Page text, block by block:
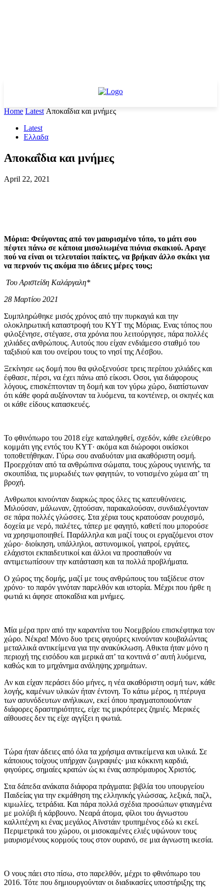
Home Latest Αποκαΐδια και μνήμες
Latest
Ελλαδα
Αποκαΐδια και μνήμες
April 22, 2021
Μόρια: Φεύγοντας από τον μαυρισμένο τόπο, το μάτι σου
πέφτει πάνω σε κάποια μισολιωμένα πιόνια σκακιού. Αραγε
πού να είναι οι τελευταίοι παίκτες, να βρήκαν άλλο σκάκι για
να περνούν τις ακόμα πιο άδειες μέρες τους;
Του Αριστείδη Καλάργαλη*
28 Μαρτίου 2021
Συμπληρώθηκε μισός χρόνος από την πυρκαγιά και την
ολοκληρωτική καταστροφή του ΚΥΤ της Μόριας. Ενας τόπος που
φιλοξένησε, στέγασε, στα χρόνια που λειτούργησε, πάρα πολλές
χιλιάδες ανθρώπους. Αυτούς που είχαν ενδιάμεσο σταθμό του
ταξιδιού και του ονείρου τους το νησί της Λέσβου.
Ξεκίνησε ως δομή που θα φιλοξενούσε τρεις περίπου χιλιάδες και
έφθασε, πέρσι, να έχει πάνω από είκοσι. Οσοι, για διάφορους
λόγους, επισκέπτονταν τη δομή και τον γύρω χώρο, διαπίστωναν
ότι κάθε φορά αυξάνονταν τα λυόμενα, τα κοντέινερ, οι σκηνές και
οι κάθε είδους κατασκευές.
Το φθινόπωρο του 2018 είχε καταληφθεί, σχεδόν, κάθε ελεύθερο
κομμάτι γης εντός του ΚΥΤ· ακόμα και διώροφοι οικίσκοι
τοποθετήθηκαν. Γύρω σου αναδυόταν μια ακαθόριστη οσμή.
Προερχόταν από τα ανθρώπινα σώματα, τους χώρους υγιεινής, τα
σκουπίδια, τις μυρωδιές των φαγητών, το νοτισμένο χώμα απ’ τη
βροχή.
Ανθρωποι κινούνταν διαρκώς προς όλες τις κατευθύνσεις.
Μιλούσαν, μάλωναν, ζητούσαν, παρακαλούσαν, συνδιαλέγονταν
σε πάρα πολλές γλώσσες. Στα χέρια τους κρατούσαν ρουχισμό,
δοχεία με νερό, παλέτες, τάπερ με φαγητό, καθετί που μπορούσε
να χρησιμοποιηθεί. Παράλληλα και μαζί τους οι εργαζόμενοι στον
χώρο· διοίκηση, υπάλληλοι, αστυνομικοί, γιατροί, εργάτες,
ελάχιστοι εκπαιδευτικοί και άλλοι να προσπαθούν να
αντιμετωπίσουν την κατάσταση και τα πολλά προβλήματα.
Ο χώρος της δομής, μαζί με τους ανθρώπους του ταξίδευε στον
χρόνο· το παρόν γινόταν παρελθόν και ιστορία. Μέχρι που ήρθε η
φωτιά κι άφησε αποκαΐδια και μνήμες.
Μία μέρα πριν από την καραντίνα του Νοεμβρίου επισκέφτηκα τον
χώρο. Νέκρα! Μόνο δυο τρεις φιγούρες κινούνταν κουβαλώντας
μεταλλικά αντικείμενα για την ανακύκλωση. Αθικτα ήταν μόνο η
περιοχή της εισόδου και μερικά απ’ τα κοντινά σ’ αυτή λυόμενα,
καθώς και το μηχάνημα ανάληψης χρημάτων.
Αν και είχαν περάσει δύο μήνες, η νέα ακαθόριστη οσμή των, κάθε
λογής, καμένων υλικών ήταν έντονη. Το κάτω μέρος, η πτέρυγα
των ασυνόδευτων ανήλικων, εκεί όπου πραγματοποιούνταν
διάφορες δραστηριότητες, είχε τις μικρότερες ζημιές. Μερικές
αίθουσες δεν τις είχε αγγίξει η φωτιά.
Τώρα ήταν άδειες από όλα τα χρήσιμα αντικείμενα και υλικά. Σε
κάποιους τοίχους υπήρχαν ζωγραφιές· μια κόκκινη καρδιά,
φιγούρες, σημαίες κρατών ώς κι ένας ασπρόμαυρος Χριστός.
Στα δάπεδα ανάκατα διάφορα πράγματα: βιβλία του υπουργείου
Παιδείας για την εκμάθηση της ελληνικής γλώσσας, λεξικά, παζλ,
κιμωλίες, τετράδια. Και πάρα πολλά σχέδια προσώπων φτιαγμένα
με μολύβι ή κάρβουνο. Νεαρά άτομα, φίλοι του άγνωστου
καλλιτέχνη κι ένας μεγάλος Αϊνστάιν τρυπημένος εδώ κι εκεί.
Περιμετρικά του χώρου, οι μισοκαμένες ελιές υψώνουν τους
μαυρισμένους κορμούς τους στον ουρανό, σε μια άγνωστη ικεσία.
Ο νους πάει στο πίσω, στο παρελθόν, μέχρι το φθινόπωρο του
2016. Τότε που δημιουργούνταν οι διαδικασίες υποστήριξης της